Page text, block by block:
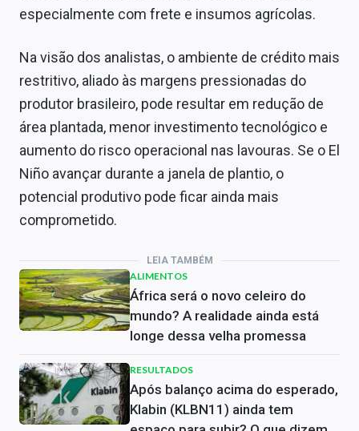
especialmente com frete e insumos agrícolas.
Na visão dos analistas, o ambiente de crédito mais
restritivo, aliado às margens pressionadas do
produtor brasileiro, pode resultar em redução de
área plantada, menor investimento tecnológico e
aumento do risco operacional nas lavouras. Se o El
Niño avançar durante a janela de plantio, o
potencial produtivo pode ficar ainda mais
comprometido.
LEIA TAMBÉM
ALIMENTOS
África será o novo celeiro do
mundo? A realidade ainda está
longe dessa velha promessa
RESULTADOS
Após balanço acima do esperado,
Klabin (KLBN11) ainda tem